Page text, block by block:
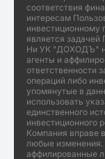
соответствия
интересам
инвестиционному
является задачей
Ни УК "ДОХОДЪ"
агенты и
ответственности
операций либо
упомянутые в
использовать
единственного
инвестиционного
Компания вправе
любые изменения.
аффилированные